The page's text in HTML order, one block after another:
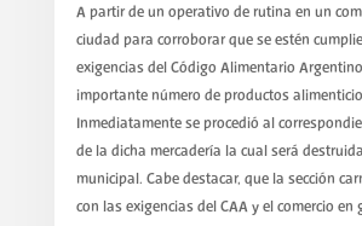
A partir de un operativo de rutina en un
ciudad para corroborar que se estén
exigencias del Código Alimentario
importante número de productos
Inmediatamente se procedió al
de la dicha mercadería la cual será
municipal. Cabe destacar, que la sección
con las exigencias del CAA y el comercio en